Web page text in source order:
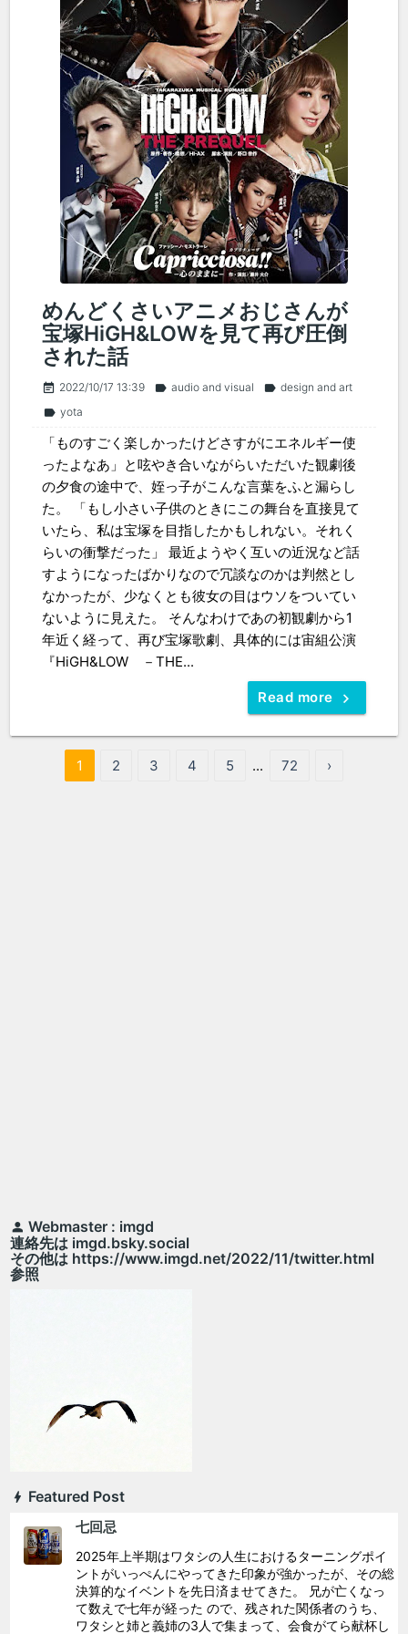
めんどくさいアニメおじさんが
宝塚HiGH&LOWを見て再び圧倒
された話
event_note 2022/10/17 13:39 label audio and visual label design and art
label yota
「ものすごく楽しかったけどさすがにエネルギー使
ったよなあ」と呟やき合いながらいただいた観劇後
の夕食の途中で、姪っ子がこんな言葉をふと漏らし
た。 「もし小さい子供のときにこの舞台を直接見て
いたら、私は宝塚を目指したかもしれない。それく
らいの衝撃だった」 最近ようやく互いの近況など話
すようになったばかりなので冗談なのかは判然とし
なかったが、少なくとも彼女の目はウソをついてい
ないように見えた。 そんなわけであの初観劇から1
年近く経って、再び宝塚歌劇、具体的には宙組公演
『HiGH&LOW －THE...
Read more
1 2 3 4 5 ... 72 ›
Webmaster : imgd
連絡先は imgd.bsky.social
その他は https://www.imgd.net/2022/11/twitter.html
参照
Featured Post
七回忌
2025年上半期はワタシの人生におけるターニングポイ
ントがいっぺんにやってきた印象が強かったが、その総
決算的なイベントを先日済ませてきた。 兄が亡くなっ
て数えで七年が経った ので、残された関係者のうち、
ワタシと姉と義姉の3人で集まって、会食がてら献杯し